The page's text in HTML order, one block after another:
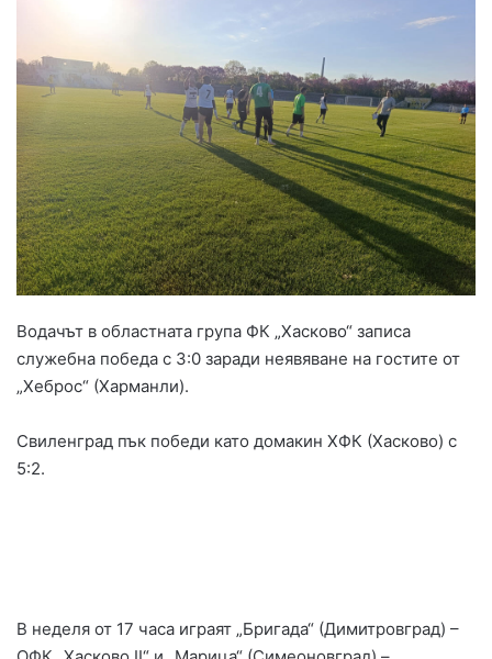
Водачът в областната група ФК „Хасково“ записа
служебна победа с 3:0 заради неявяване на гостите от
„Хеброс“ (Харманли).
Свиленград пък победи като домакин ХФК (Хасково) с
5:2.
В неделя от 17 часа играят „Бригада“ (Димитровград) –